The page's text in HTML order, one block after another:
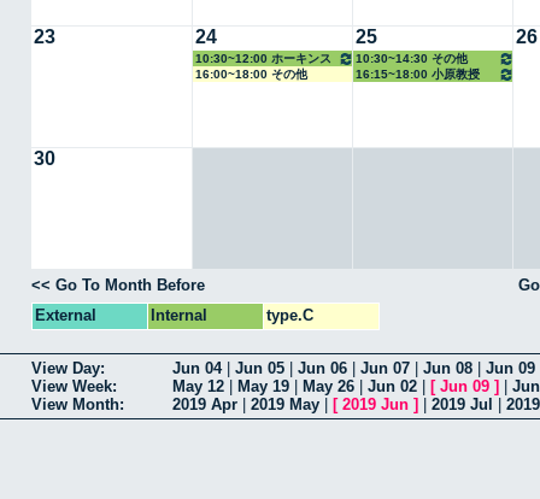
23 24
10:30~12:00 ホーキンス
准教授
16:00~18:00 その他
25
10:30~14:30 その他
16:15~18:00 小原教授
26
30
<< Go To Month Before
External
Internal type.C
View Day: Jun 04| Jun 05 Jun 06 Jun 07 Jun 08 Jun 09
View Week:
May 12 May 19 May 26 Jun 02 [ Jun 09 ]
View Month:
2019 Apr 2019 May [ 2019 Jun ] 2019 Jul